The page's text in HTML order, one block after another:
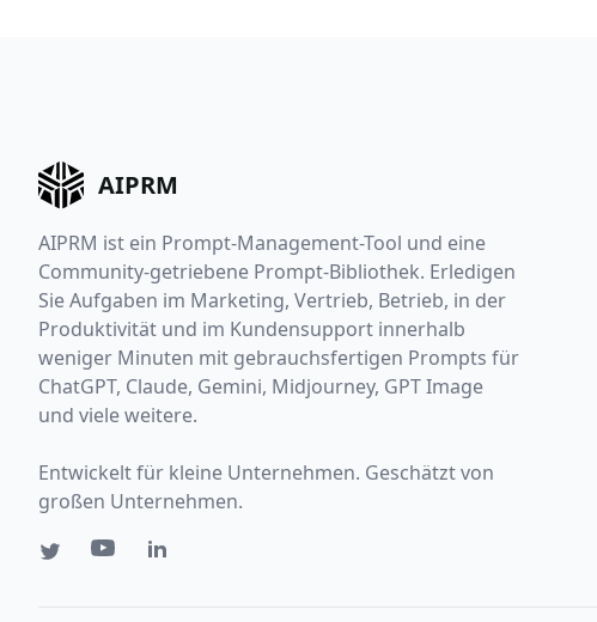
AIPRM
AIPRM ist ein Prompt-Management-Tool und eine
Community-getriebene Prompt-Bibliothek. Erledigen
Sie Aufgaben im Marketing, Vertrieb, Betrieb, in der
Produktivität und im Kundensupport innerhalb
weniger Minuten mit gebrauchsfertigen Prompts für
ChatGPT, Claude, Gemini, Midjourney, GPT Image
und viele weitere.
Entwickelt für kleine Unternehmen. Geschätzt von
großen Unternehmen.